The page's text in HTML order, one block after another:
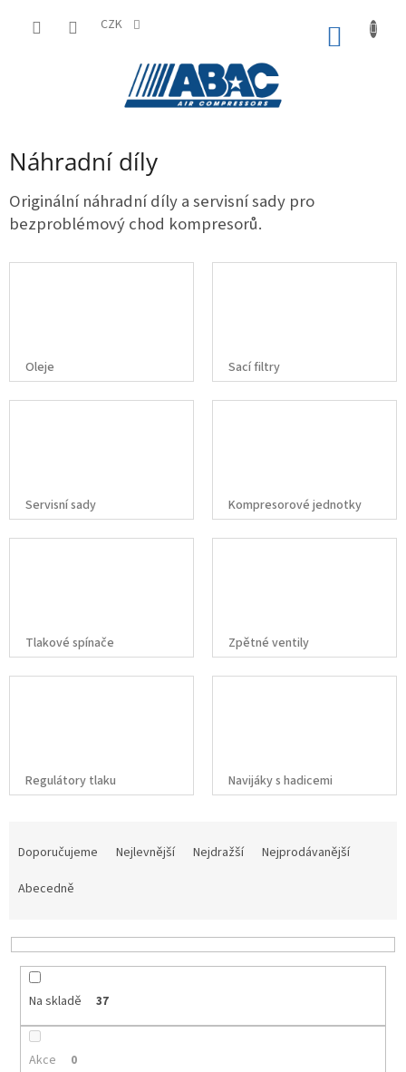
CZK
Náhradní díly
Originální náhradní díly a servisní sady pro
bezproblémový chod kompresorů.
Oleje Sací filtry
Servisní sady Kompresorové jednotky
Tlakové spínače Zpětné ventily
Regulátory tlaku Navijáky s hadicemi
p
Doporučujeme Nejlevnější Nejdražší
Nejprodávanější
Abecedně
Na skladě 37
Akce 0